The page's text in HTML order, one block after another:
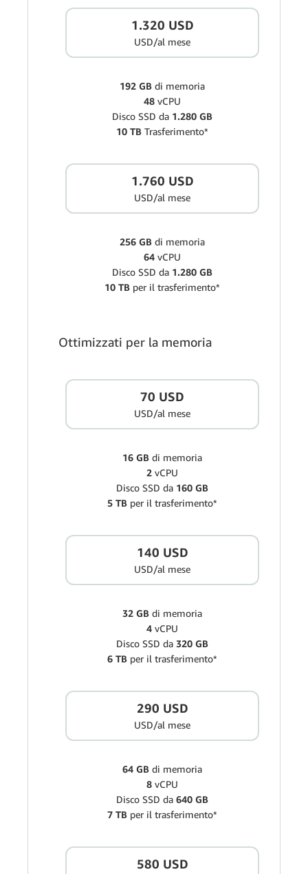
1.320 USD
USD/al mese
192 GB di memoria
48 vCPU
Disco SSD da 1.280 GB
10 TB Trasferimento*
1.760 USD
USD/al mese
256 GB di memoria
64 vCPU
Disco SSD da 1.280 GB
10 TB per il trasferimento*
Ottimizzati per la memoria
70 USD
USD/al mese
16 GB di memoria
2 vCPU
Disco SSD da 160 GB
5 TB per il trasferimento*
140 USD
USD/al mese
32 GB di memoria
4 vCPU
Disco SSD da 320 GB
6 TB per il trasferimento*
290 USD
USD/al mese
64 GB di memoria
8 vCPU
Disco SSD da 640 GB
7 TB per il trasferimento*
580 USD